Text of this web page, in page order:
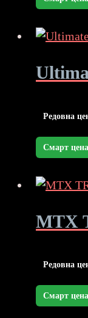
Редовна
Смарт
MTX
Редовна
Смарт